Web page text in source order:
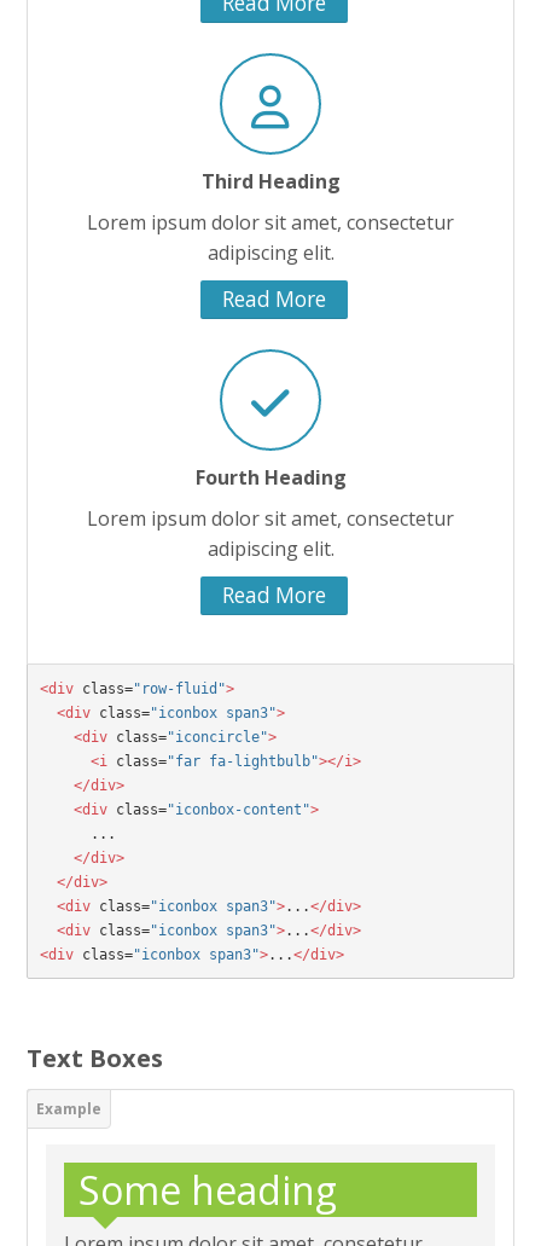
Third Heading
Lorem ipsum dolor sit amet, consectetur
adipiscing elit.
Read More
Fourth Heading
Lorem ipsum dolor sit amet, consectetur
adipiscing elit.
Read More
<div class="row-fluid">
  <div
class="iconbox span3">
    <div
class="iconcircle">
      <i
class="far fa-lightbulb"></i>
    </div>
  <div
class="iconbox-content">
      ...
</div>
</div>
  <div
class="iconbox span3">...</div>
  <div
class="iconbox span3">...</div>
<div class="iconbox span3">...</div>
Text Boxes
Some heading